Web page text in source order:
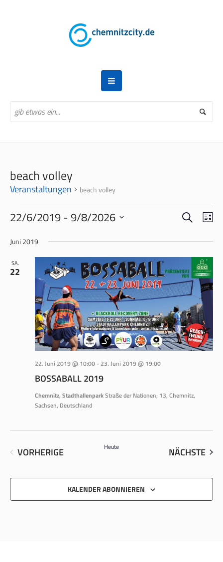
beach volley
Veranstaltungen beach volley
VERANSTALTUNGEN
UND
SUCHE
22/6/2019 - 9/8/2026
wählen.
Juni 2019
SA.
22
BOSSABALL 2019
22. Juni 2019 @ 10:00-23. Juni 2019 @ 19:00
Chemnitz, StadthallenparkStraße der Nationen, 13, Chemnitz,
Sachsen, Deutschland
VORHERIGEVERANSTALTUNGEN
Heute NÄCHSTE
KALENDER ABONNIEREN